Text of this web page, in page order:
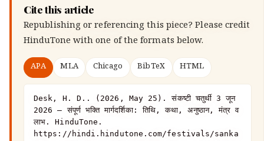
Cite this article
Republishing or referencing this piece? Please credit
HinduTone with one of the formats below.
APA MLA Chicago BibTeX HTML
Desk, H. D.. (2026, May 25). संकष्टी चतुर्थी 3 जून
2026 – संपूर्ण भक्ति मार्गदर्शिका: तिथि, कथा, अनुष्ठान, मंत्र व
लाभ. HinduTone.
https://hindi.hindutone.com/festivals/sanka